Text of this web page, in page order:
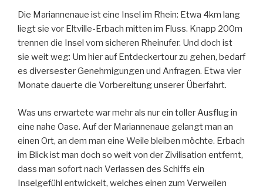
Die Mariannenaue ist eine Insel im Rhein: Etwa 4km lang
liegt sie vor Eltville-Erbach mitten im Fluss. Knapp 200m
trennen die Insel vom sicheren Rheinufer. Und doch ist
sie weit weg: Um hier auf Entdeckertour zu gehen, bedarf
es diversester Genehmigungen und Anfragen. Etwa vier
Monate dauerte die Vorbereitung unserer Überfahrt.
Was uns erwartete war mehr als nur ein toller Ausflug in
eine nahe Oase. Auf der Mariannenaue gelangt man an
einen Ort, an dem man eine Weile bleiben möchte. Erbach
im Blick ist man doch so weit von der Zivilisation entfernt,
dass man sofort nach Verlassen des Schiffs ein
Inselgefühl entwickelt, welches einen zum Verweilen